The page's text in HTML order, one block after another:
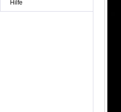
Hilfe